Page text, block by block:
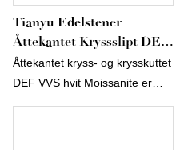
Tianyu Edelstener
Åttekantet Kryssslipt DEF
VVS Hvit Moissanitt Knust
Isslipt
Åttekantet kryss- og krysskuttet
DEF VVS hvit Moissanite er